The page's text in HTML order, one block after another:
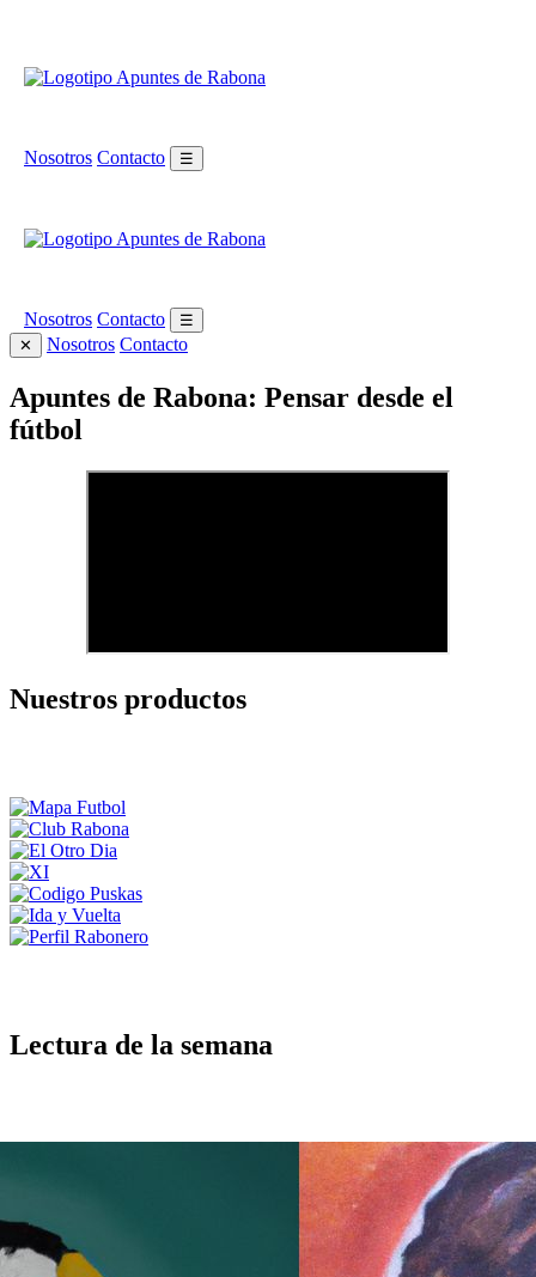
Nosotros Contacto ☰
Nosotros Contacto
☰
✕
Nosotros Contacto
Apuntes de Rabona: Pensar desde el
fútbol
Nuestros productos
Lectura de la semana